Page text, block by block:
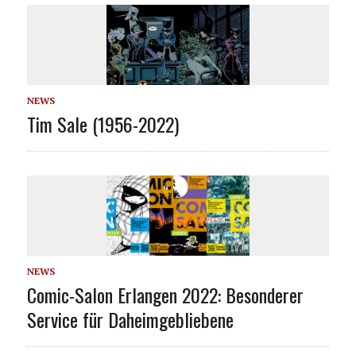
NEWS
Tim Sale (1956-2022)
NEWS
Comic-Salon Erlangen 2022: Besonderer
Service für Daheimgebliebene